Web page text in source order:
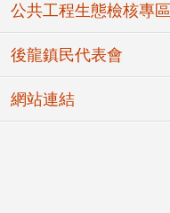
公共工程生態檢核專區
後龍鎮民代表會
網站連結